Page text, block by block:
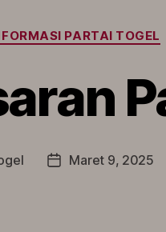
Kategori
PARTAI TOGEL
Tanggal
Maret 9, 2025